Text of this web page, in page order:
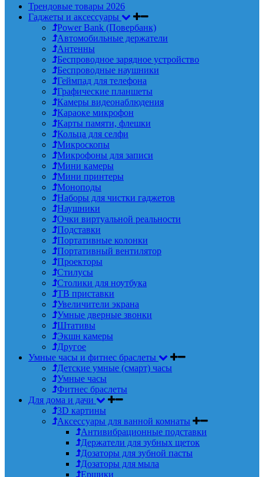
Трендовые товары 2026
Гаджеты и аксессуары
Power Bank (Повербанк)
Автомобильные держатели
Антенны
Беспроводное зарядное устройство
Беспроводные наушники
Геймпад для телефона
Графические планшеты
Камеры видеонаблюдения
Караоке микрофон
Карты памяти, флешки
Кольца для селфи
Микроскопы
Микрофоны для записи
Мини камеры
Мини принтеры
Моноподы
Наборы для чистки гаджетов
Наушники
Очки виртуальной реальности
Подставки
Портативные колонки
Портативный вентилятор
Проекторы
Стилусы
Столики для ноутбука
ТВ приставки
Увеличители экрана
Умные дверные звонки
Штативы
Экшн камеры
Другое
Умные часы и фитнес браслеты
Детские умные (смарт) часы
Умные часы
Фитнес браслеты
Для дома и дачи
3D картины
Аксессуары для ванной комнаты
Антивибрационные подставки
Держатели для зубных щеток
Дозаторы для зубной пасты
Дозаторы для мыла
Ершики